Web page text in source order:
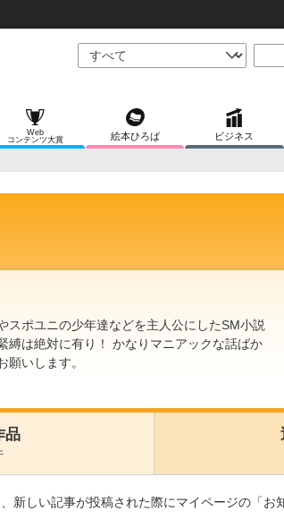
Web
コンテンツ大賞
絵本ひろば ビジネス
スポユニの少年達などを主人公にしたSM小説
縛は絶対に有り！ かなりマニアックな話ばか
願いします。
品
新しい記事が投稿された際にマイページの「お